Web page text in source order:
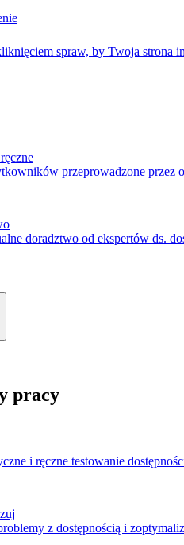
spraw, by Twoja strona
przeprowadzone przez
doradztwo od ekspertów ds.
pracy
i ręczne testowanie
z dostępnością i